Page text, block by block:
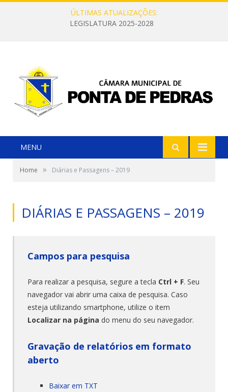
ÚLTIMAS ATUALIZAÇÕES:
LEGISLATURA 2025-2028
MENU
Home » Diárias e Passagens – 2019
DIÁRIAS E PASSAGENS – 2019
Campos para pesquisa
Para realizar a pesquisa, segure a tecla Ctrl + F. Seu
navegador vai abrir uma caixa de pesquisa. Caso
esteja utilizando smartphone, utilize o item
Localizar na página do menu do seu navegador.
Gravação de relatórios em formato
aberto
Baixar em TXT